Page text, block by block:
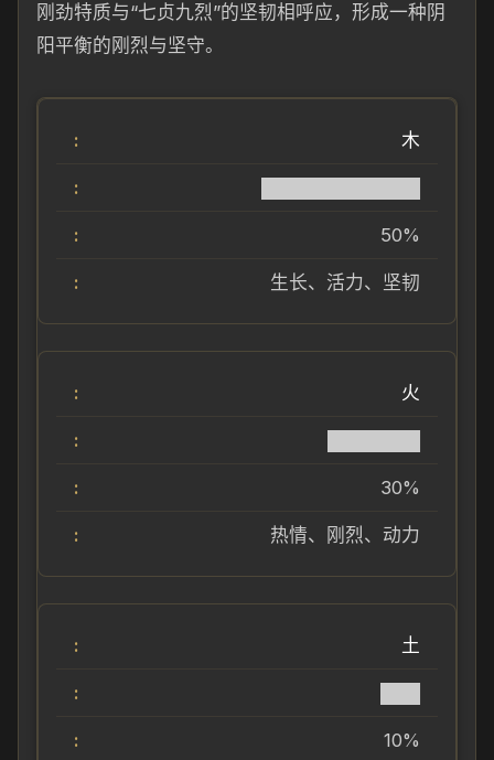
刚劲特质与“七贞九烈”的坚韧相呼应，形成一种阴
阳平衡的刚烈与坚守。
木
50%
生长、活力、坚韧
火
30%
热情、刚烈、动力
土
10%